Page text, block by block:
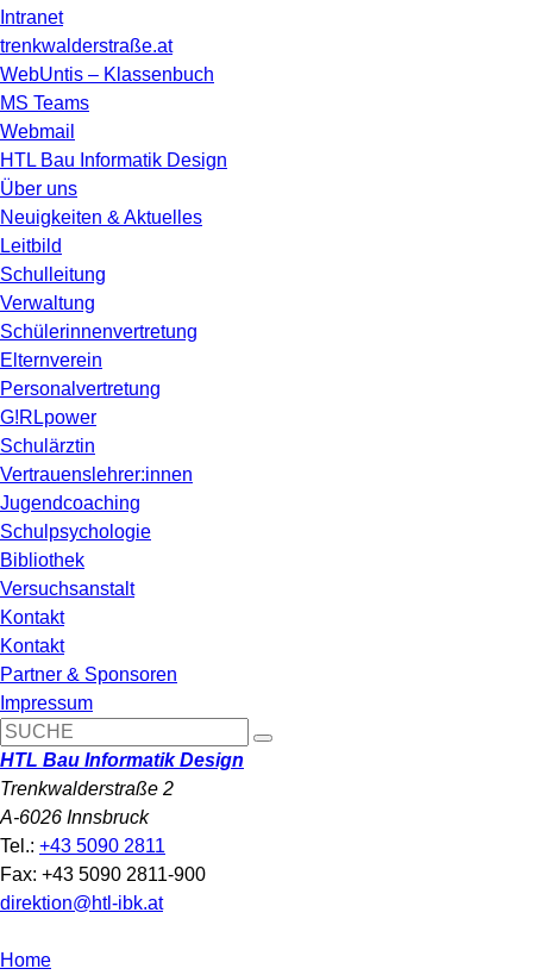
Intranet
trenkwalderstraße.at
WebUntis – Klassenbuch
MS Teams
Webmail
HTL Bau Informatik Design
Über uns
Neuigkeiten & Aktuelles
Leitbild
Schulleitung
Verwaltung
Schülerinnenvertretung
Elternverein
Personalvertretung
G!RLpower
Schulärztin
Vertrauenslehrer:innen
Jugendcoaching
Schulpsychologie
Bibliothek
Versuchsanstalt
Kontakt
Kontakt
Partner & Sponsoren
Impressum
HTL Bau Informatik Design
Trenkwalderstraße 2
A-6026 Innsbruck
Tel.: +43 5090 2811
Fax: +43 5090 2811-900
direktion@htl-ibk.at
Home